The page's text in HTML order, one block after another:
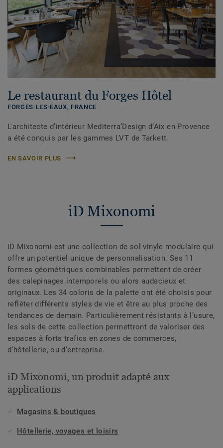
Le restaurant du Forges Hôtel
FORGES-LES-EAUX, FRANCE
L'architecte d’intérieur Mediterra’Design d’Aix en Provence
a été conquis par les gammes LVT de Tarkett.
EN SAVOIR PLUS
iD Mixonomi
iD Mixonomi est une collection de sol vinyle modulaire qui
offre un potentiel unique de personnalisation. Ses 11
formes géométriques combinables permettent de créer
des calepinages intemporels ou alors audacieux et
originaux. Les 34 coloris de la palette ont été choisis pour
refléter différents styles de vie et être au plus proche des
tendances de demain. Particulièrement résistants à l’usure,
les sols de cette collection permettront de valoriser des
espaces à forts trafics en zones de commerces,
d’hôtellerie, ou d’entreprise.
iD Mixonomi, un produit adapté aux
applications
Magasins & boutiques
Hôtellerie, voyages et loisirs